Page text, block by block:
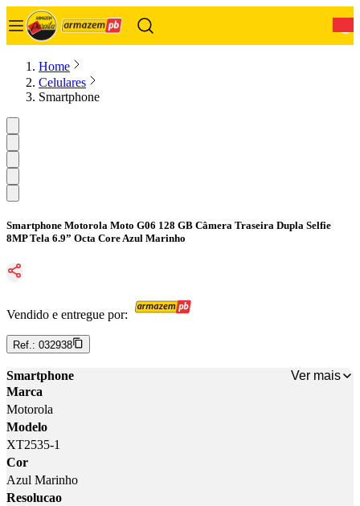
Home
Celulares
Smartphone
Smartphone Motorola Moto G06 128 GB Câmera Traseira Dupla Selfie
8MP Tela 6.9” Octa Core Azul Marinho
Vendido e entregue por:
Ref.: 032938
Smartphone
Ver mais
Marca
Motorola
Modelo
XT2535-1
Cor
Azul Marinho
Resolucao